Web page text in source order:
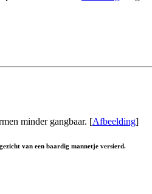
minder gangbaar. [Afbeelding]
van een baardig mannetje versierd.